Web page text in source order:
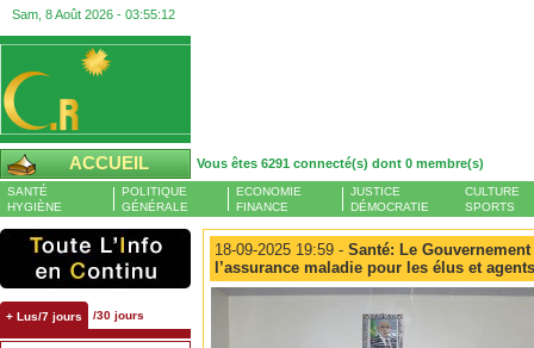
Sam, 8 Août 2026 - 03:55:12
ACCUEIL Vous êtes 6291 connecté(s) dont 0 membre(s)
SANTÉ
HYGIÈNE
POLITIQUE
GÉNÉRALE
ECONOMIE
FINANCE
JUSTICE
DÉMOCRATIE
CULTURE
SPORTS
+ Lus/7 jours /30 jours
18-09-2025 19:59 - Santé: Le
l’assurance maladie pour les élus et